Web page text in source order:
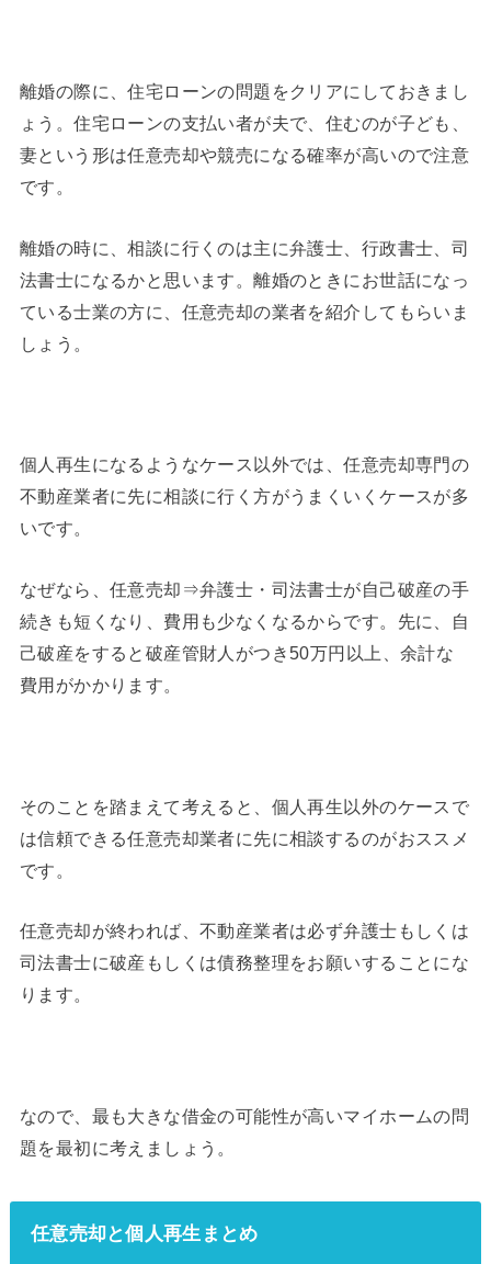
離婚の際に、住宅ローンの問題をクリアにしておきまし
ょう。住宅ローンの支払い者が夫で、住むのが子ども、
妻という形は任意売却や競売になる確率が高いので注意
です。
離婚の時に、相談に行くのは主に弁護士、行政書士、司
法書士になるかと思います。離婚のときにお世話になっ
ている士業の方に、任意売却の業者を紹介してもらいま
しょう。
個人再生になるようなケース以外では、任意売却専門の
不動産業者に先に相談に行く方がうまくいくケースが多
いです。
なぜなら、任意売却⇒弁護士・司法書士が自己破産の手
続きも短くなり、費用も少なくなるからです。先に、自
己破産をすると破産管財人がつき50万円以上、余計な
費用がかかります。
そのことを踏まえて考えると、個人再生以外のケースで
は信頼できる任意売却業者に先に相談するのがおススメ
です。
任意売却が終われば、不動産業者は必ず弁護士もしくは
司法書士に破産もしくは債務整理をお願いすることにな
ります。
なので、最も大きな借金の可能性が高いマイホームの問
題を最初に考えましょう。
任意売却と個人再生まとめ